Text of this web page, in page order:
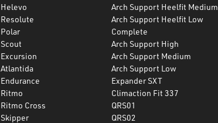
Helevo
Resolute
Polar
Scout
Excursion
Atlantida
Endurance
Ritmo
Ritmo Cross
Skipper
Arch Support Heelfit Medium
Arch Support Heelfit Low
Complete
Arch Support High
Arch Support Medium
Arch Support Low
Expander SXT
Climaction Fit 337
QRS01
QRS02